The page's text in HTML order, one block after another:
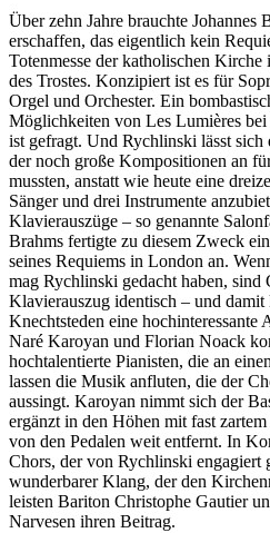
Über zehn Jahre brauchte Johannes
erschaffen, das eigentlich kein
Totenmesse der katholischen
des Trostes. Konzipiert ist es für
Orgel und Orchester. Ein
Möglichkeiten von Les Lumières
ist gefragt. Und Rychlinski lässt
der noch große Kompositionen an
mussten, anstatt wie heute eine
Sänger und drei Instrumente
Klavierauszüge – so genannte
Brahms fertigte zu diesem Zweck
seines Requiems in London an.
mag Rychlinski gedacht haben, sind
Klavierauszug identisch – und
Knechtsteden eine
Naré Karoyan und Florian Noack
hochtalentierte Pianisten, die an
lassen die Musik anfluten, die der
aussingt. Karoyan nimmt sich der
ergänzt in den Höhen mit fast
von den Pedalen weit entfernt. In
Chors, der von Rychlinski engagiert
wunderbarer Klang, der den
leisten Bariton Christophe Gautier
Narvesen ihren Beitrag.